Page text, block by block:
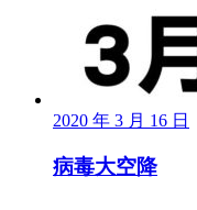
2020 年 3 月 16 日
病毒大空降